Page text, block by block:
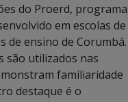
do Proerd, programa
em escolas de
de ensino de Corumbá.
são utilizados nas
familiaridade
destaque é o